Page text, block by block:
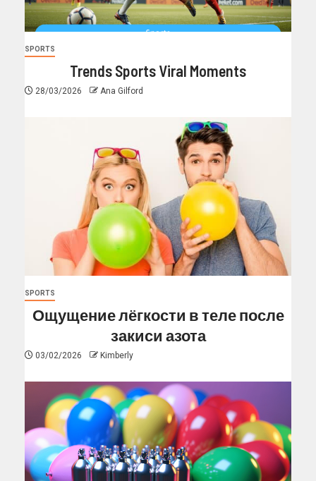
SPORTS
Trends Sports Viral Moments
28/03/2026 Ana Gilford
SPORTS
Ощущение лёгкости в теле после
закиси азота
03/02/2026 Kimberly